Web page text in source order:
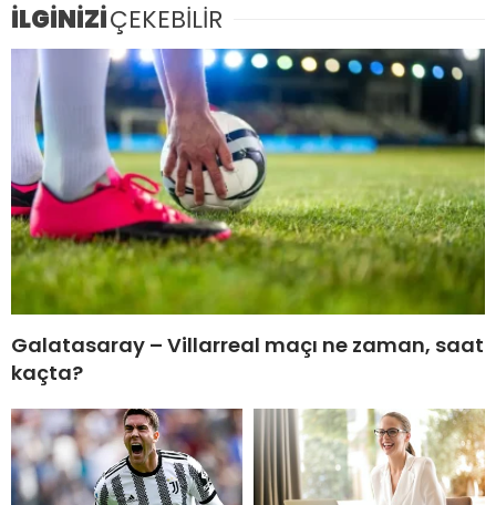
İLGİNİZİÇEKEBİLİR
Galatasaray – Villarreal maçı ne zaman, saat
kaçta?